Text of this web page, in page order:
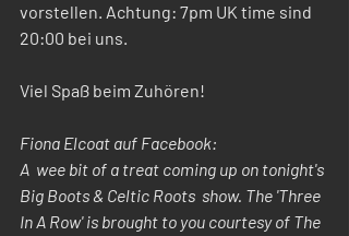
vorstellen. Achtung: 7pm UK time sind
20:00 bei uns.
Viel Spaß beim Zuhören!
Fiona Elcoat auf Facebook:
A  wee bit of a treat coming up on tonight's
Big Boots & Celtic Roots  show. The 'Three
In A Row' is brought to you courtesy of The